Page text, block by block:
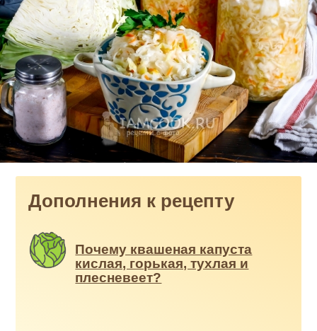
Дополнения к рецепту
Почему квашеная капуста
кислая, горькая, тухлая и
плесневеет?